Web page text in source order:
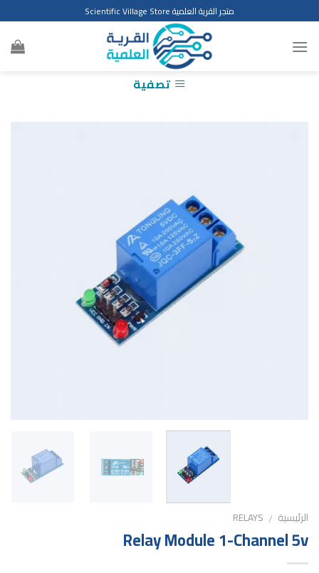
to
content
متجر القرية العلمية Scientific Village Store
تصفية
الرئيسية /
RELAYS
Relay Module 1-Channel 5v